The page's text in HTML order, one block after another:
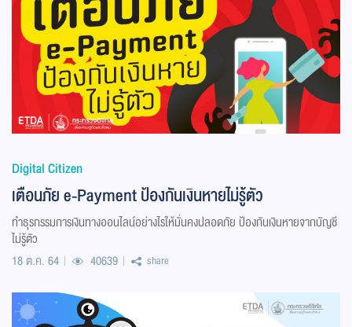
Digital Citizen
เตือนภัย e-Payment ป้องกันเงินหายไม่รู้ตัว
ทำธุรกรรมการเงินทางออนไลน์อย่างไรให้มั่นคงปลอดภัย ป้องกันเงินหายจากบัญชี
ไม่รู้ตัว
18 ต.ค. 64
40639 share